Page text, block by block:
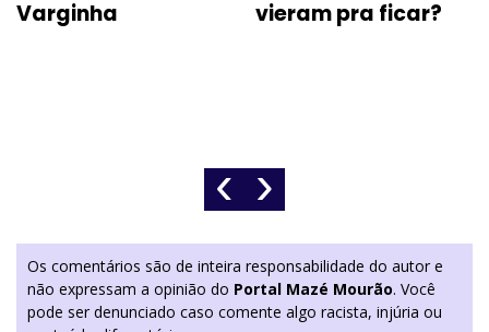
Varginha
vieram pra ficar?
‹ ›
Os comentários são de inteira responsabilidade do autor e
não expressam a opinião do Portal Mazé Mourão. Você
pode ser denunciado caso comente algo racista, injúria ou